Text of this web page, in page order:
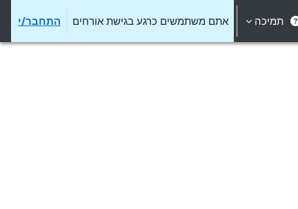
תמיכה אתם משתמשים כרגע בגישת אורחים התחבר/י